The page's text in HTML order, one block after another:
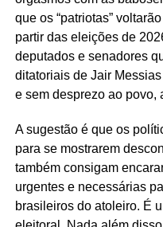
que os “patriotas”
partir das eleições de
deputados e senadores
ditatoriais de Jair
e sem desprezo ao povo,
A sugestão é que os
para se mostrarem
também consigam
urgentes e necessárias
brasileiros do atoleiro. É